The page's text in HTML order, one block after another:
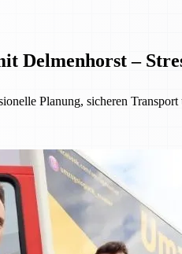
Delmenhorst –
Planung, sicheren